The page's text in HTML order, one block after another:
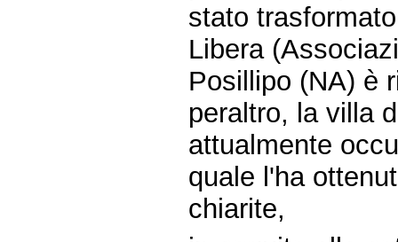
stato
Libera
Posillipo (NA) è
peraltro, la villa
attualmente
quale l'ha
chiarite,